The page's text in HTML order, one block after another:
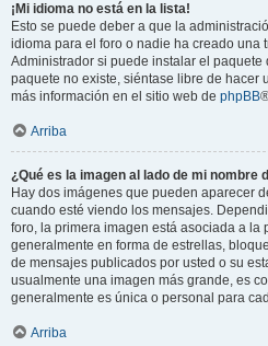
¡Mi idioma no está en la lista!
Esto se puede deber a que la
idioma para el foro o nadie ha creado una
Administrador si puede instalar el paquete
paquete no existe, siéntase libre de hacer
más información en el sitio web de phpBB
Arriba
¿Qué es la imagen al lado de mi nombre
Hay dos imágenes que pueden aparecer
cuando esté viendo los mensajes.
foro, la primera imagen está asociada a la
generalmente en forma de estrellas,
de mensajes publicados por usted o su
usualmente una imagen más grande, es
generalmente es única o personal para
Arriba